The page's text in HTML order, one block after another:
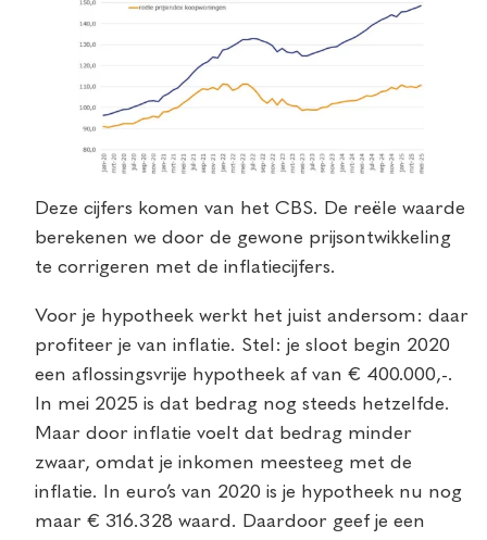
Deze cijfers komen van het CBS. De reële waarde
berekenen we door de gewone prijsontwikkeling
te corrigeren met de inflatiecijfers.
Voor je hypotheek werkt het juist andersom: daar
profiteer je van inflatie. Stel: je sloot begin 2020
een aflossingsvrije hypotheek af van € 400.000,-.
In mei 2025 is dat bedrag nog steeds hetzelfde.
Maar door inflatie voelt dat bedrag minder
zwaar, omdat je inkomen meesteeg met de
inflatie. In euro’s van 2020 is je hypotheek nu nog
maar € 316.328 waard. Daardoor geef je een